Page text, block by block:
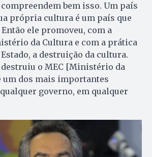
bem isso. Um país
própria cultura é um país que
ele promoveu, com a
da Cultura e com a prática
a destruição da cultura.
destruiu o MEC [Ministério da
um dos mais importantes
governo, em qualquer